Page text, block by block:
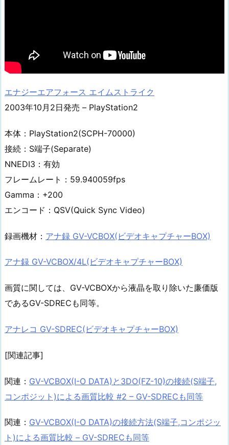
エナジーエアフォース エイムストライク
2003年10月2日発売 – PlayStation2
本体：PlayStation2(SCPH-70000)
接続：S端子(Separate)
NNEDI3：有効
フレームレート：59.940059fps
Gamma：+200
エンコード：QSV(Quick Sync Video)
録画機材： アナ録 GV-VCBOX(ビデオキャプチャーBOX)
アナ録 GV-VCBOX/4L(ビデオキャプチャーBOX)
画質に関しては、GV-VCBOXから液晶を取り除いた廉価版
であるGV-SDRECも同等。
アナレコ GV-SDREC(ビデオキャプチャーBOX)
[関連記事]
関連： GV-VCBOX(I-O DATA)と3DO(FZ-10)の接続(S端子,
コンポジット)による画質比較 #2 – GV-SDRECも同等
関連： GV-VCBOX(I-O DATA)の接続方法(S端子,コンポジッ
ト)による画質比較 – GV-SDRECも同等